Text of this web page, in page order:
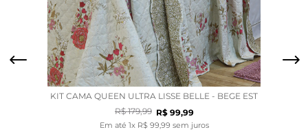
KIT CAMA QUEEN ULTRA LISSE BELLE - BEGE EST
R$ 179,99 R$ 99,99
Em até 1x R$ 99 99 sem juros